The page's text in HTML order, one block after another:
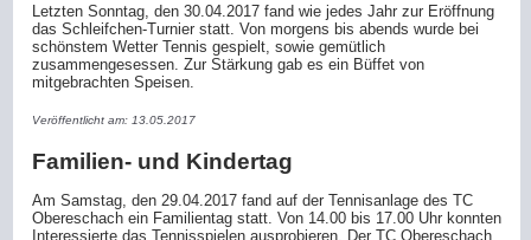
Letzten Sonntag, den 30.04.2017 fand wie jedes Jahr zur Eröffnung
das Schleifchen-Turnier statt. Von morgens bis abends wurde bei
schönstem Wetter Tennis gespielt, sowie gemütlich
zusammengesessen. Zur Stärkung gab es ein Büffet von
mitgebrachten Speisen.
Veröffentlicht am: 13.05.2017
Familien- und Kindertag
Am Samstag, den 29.04.2017 fand auf der Tennisanlage des TC
Obereschach ein Familientag statt. Von 14.00 bis 17.00 Uhr konnten
Interessierte das Tennisspielen ausprobieren. Der TC Obereschach